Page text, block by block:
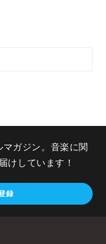
ガジン。音楽に関
けしています！
録